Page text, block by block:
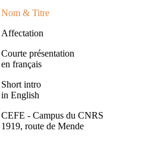
Nom & Titre
Affectation
Courte présentation
en français
Short intro
in English
CEFE - Campus du CNRS
1919, route de Mende